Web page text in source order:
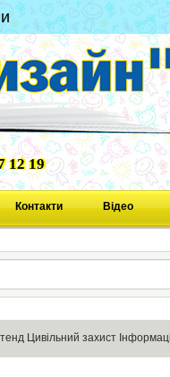
12 19
Контакти Відео
Цивільний захист